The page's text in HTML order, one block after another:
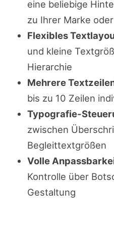
eine beliebige
zu Ihrer Marke
Flexibles
und kleine
Hierarchie
Mehrere
bis zu 10 Zeilen
Typografie-
zwischen
Begleittextgrößen
Volle
Kontrolle über
Gestaltung